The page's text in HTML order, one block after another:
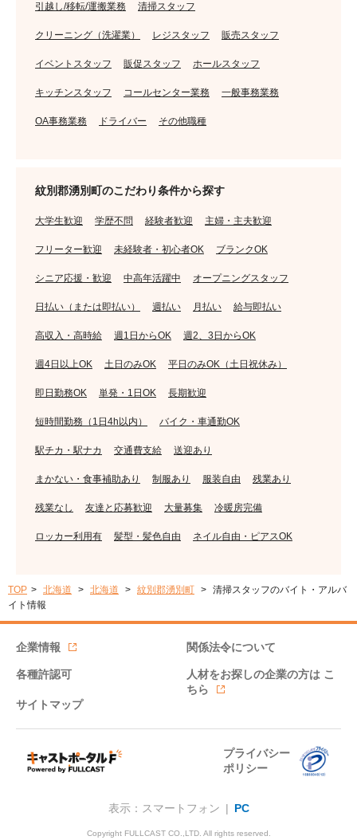
引越し/移転/運搬業務 清掃スタッフ
クリーニング（洗濯業） レジスタッフ 販売スタッフ
イベントスタッフ 販促スタッフ ホールスタッフ
キッチンスタッフ コールセンター業務 一般事務業務
OA事務業務 ドライバー その他職種
紋別郡湧別町のこだわり条件から探す
大学生歓迎 学歴不問 経験者歓迎 主婦・主夫歓迎
フリーター歓迎 未経験者・初心者OK ブランクOK
シニア応援・歓迎 中高年活躍中 オープニングスタッフ
日払い（または即払い） 週払い 月払い 給与即払い
高収入・高時給 週1日からOK 週2、3日からOK
週4日以上OK 土日のみOK 平日のみOK（土日祝休み）
即日勤務OK 単発・1日OK 長期歓迎
短時間勤務（1日4h以内） バイク・車通勤OK
駅チカ・駅ナカ 交通費支給 送迎あり
まかない・食事補助あり 制服あり 服装自由 残業あり
残業なし 友達と応募歓迎 大量募集 冷暖房完備
ロッカー利用有 髪型・髪色自由 ネイル自由・ピアスOK
TOP 北海道 北海道 紋別郡湧別町
清掃スタッフのバイト・アルバ
イト情報
企業情報 関係法令について
各種許認可 人材をお探しの企業の方は こ
ちら
サイトマップ
プライバシー
ポリシー
表示：スマートフォン | PC
Copyright FULLCAST CO.,LTD. All rights reserved.